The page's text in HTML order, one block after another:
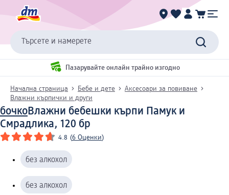
Търсете и намерете
Пазарувайте онлайн трайно изгодно
Начална страница Бебе и дете
Аксесоари за повиване
Влажни кърпички и други
бочкоВлажни бебешки кърпи Памук и
Смрадлика, 120 бр
4.8 (6 Оценки)
без алкохол
без алкохол